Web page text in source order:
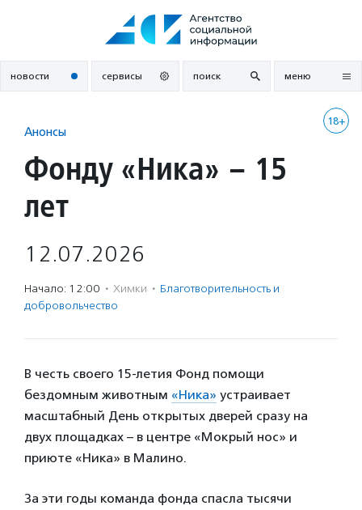
новости сервисы поиск меню
18+
Анонсы
Фонду «Ника» – 15
лет
12.07.2026
Начало: 12:00 · Химки · Благотвори­тель­ность и
доброволь­чест­во
В честь своего 15-летия Фонд помощи
бездомным животным «Ника» устраивает
масштабный День открытых дверей сразу на
двух площадках – в центре «Мокрый нос» и
приюте «Ника» в Малино.
За эти годы команда фонда спасла тысячи